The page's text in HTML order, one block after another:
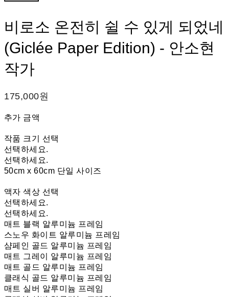
비로소 온전히 쉴 수 있게 되었네
(Giclée Paper Edition) - 안소현
작가
175,000원
추가 금액
작품 크기 선택
선택하세요.
선택하세요.
50cm x 60cm 단일 사이즈
액자 색상 선택
선택하세요.
선택하세요.
매트 블랙 알루미늄 프레임
스노우 화이트 알루미늄 프레임
샴페인 골드 알루미늄 프레임
매트 그레이 알루미늄 프레임
매트 골드 알루미늄 프레임
클래식 골드 알루미늄 프레임
매트 실버 알루미늄 프레임